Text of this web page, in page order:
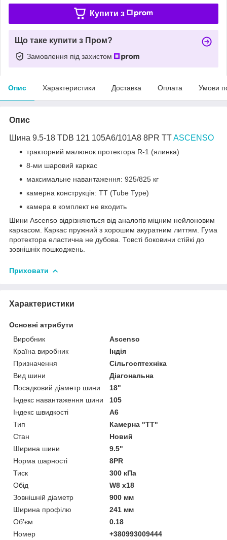
Купити з
Що таке купити з Пром?
Замовлення під захистом
Опис Характеристики Доставка Оплата Умови
Опис
Шина 9.5-18 TDB 121 105A6/101A8 8PR TTASCENSO
тракторний малюнок протектора R-1 (ялинка)
8-ми шаровий каркас
максимальне навантаження: 925/825 кг
камерна конструкція: TT (Tube Type)
камера в комплект не входить
Шини Ascenso відрізняються від аналогів міцним нейлоновим
каркасом. Каркас пружний з хорошим акуратним литтям. Гума
протектора еластична не дубова. Товсті боковини стійкі до
зовнішніх пошкоджень.
Приховати
Характеристики
Основні атрибути
Виробник
Ascenso
Країна виробник
Індія
Призначення
Сільгосптехніка
Вид шини
Діагональна
Посадковий діаметр шини
18"
Індекс навантаження шини
105
Індекс швидкості
A6
Тип
Камерна "TT"
Стан
Новий
Ширина шини
9.5"
Норма шарності
8PR
Тиск
300 кПа
Обід
W8 x18
Зовнішній діаметр
900 мм
Ширина профілю
241 мм
Об'єм
0.18
Номер
+380993009444